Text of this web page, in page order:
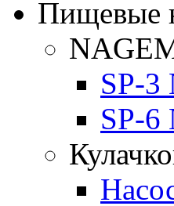
Пищевые
SP-
SP-